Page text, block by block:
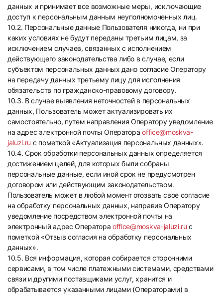
данных и принимает все возможные меры, исключающие
доступ к персональным данным неуполномоченных лиц.
10.2. Персональные данные Пользователя никогда, ни при
каких условиях не будут переданы третьим лицам, за
исключением случаев, связанных с исполнением
действующего законодательства либо в случае, если
субъектом персональных данных дано согласие Оператору
на передачу данных третьему лицу для исполнения
обязательств по гражданско-правовому договору.
10.3. В случае выявления неточностей в персональных
данных, Пользователь может актуализировать их
самостоятельно, путем направления Оператору уведомление
на адрес электронной почты Оператораoffice@moskva-
jaluzi.ru с пометкой «Актуализация персональных данных».
10.4. Срок обработки персональных данных определяется
достижением целей, для которых были собраны
персональные данные, если иной срок не предусмотрен
договором или действующим законодательством.
Пользователь может в любой момент отозвать свое согласие
на обработку персональных данных, направив Оператору
уведомление посредством электронной почты на
электронный адрес Оператораoffice@moskva-jaluzi.ru с
пометкой «Отзыв согласия на обработку персональных
данных».
10.5. Вся информация, которая собирается сторонними
сервисами, в том числе платежными системами, средствами
связи и другими поставщиками услуг, хранится и
обрабатывается указанными лицами (Операторами) в